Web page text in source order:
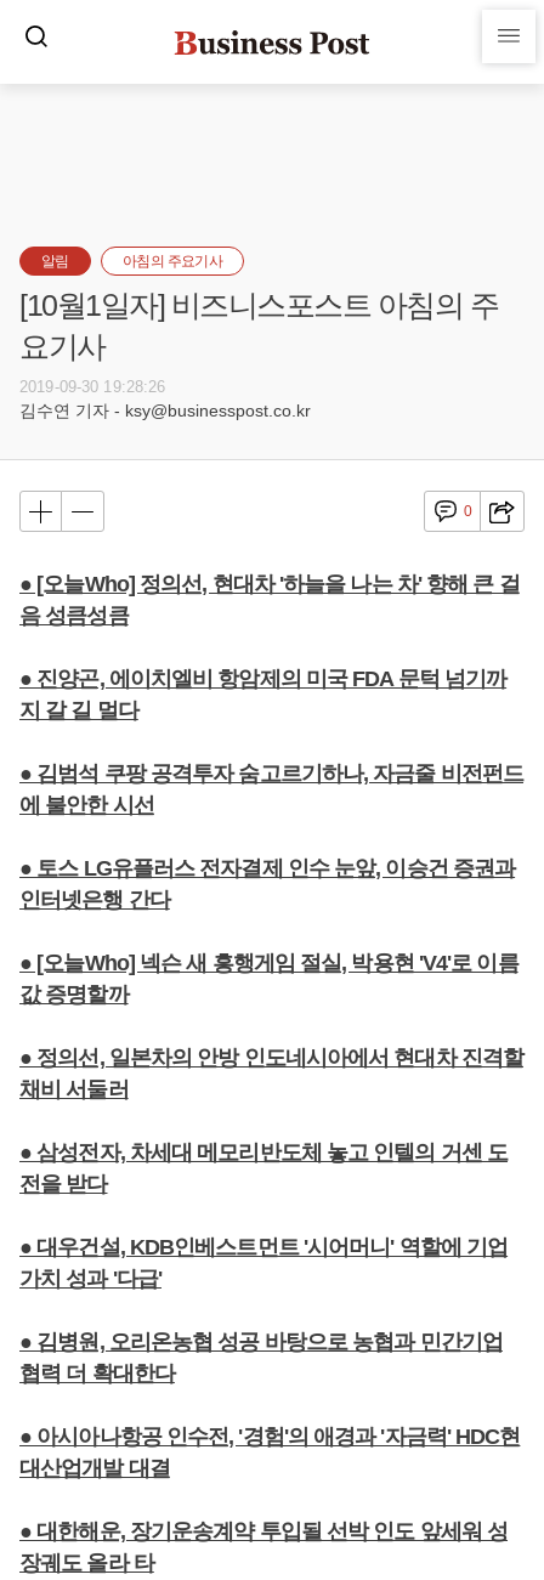
알림 아침의 주요기사
[10월1일자] 비즈니스포스트 아침의 주
요기사
2019-09-30 19:28:26
김수연 기자 - ksy@businesspost.co.kr
0
● [오늘Who] 정의선, 현대차 '하늘을 나는 차' 향해 큰 걸
음 성큼성큼
● 진양곤, 에이치엘비 항암제의 미국 FDA 문턱 넘기까
지 갈 길 멀다
● 김범석 쿠팡 공격투자 숨고르기하나, 자금줄 비전펀드
에 불안한 시선
● 토스 LG유플러스 전자결제 인수 눈앞, 이승건 증권과
인터넷은행 간다
● [오늘Who] 넥슨 새 흥행게임 절실, 박용현 'V4'로 이름
값 증명할까
● 정의선, 일본차의 안방 인도네시아에서 현대차 진격할
채비 서둘러
● 삼성전자, 차세대 메모리반도체 놓고 인텔의 거센 도
전을 받다
● 대우건설, KDB인베스트먼트 '시어머니' 역할에 기업
가치 성과 '다급'
● 김병원, 오리온농협 성공 바탕으로 농협과 민간기업
협력 더 확대한다
● 아시아나항공 인수전, '경험'의 애경과 '자금력' HDC현
대산업개발 대결
● 대한해운, 장기운송계약 투입될 선박 인도 앞세워 성
장궤도 올라 타